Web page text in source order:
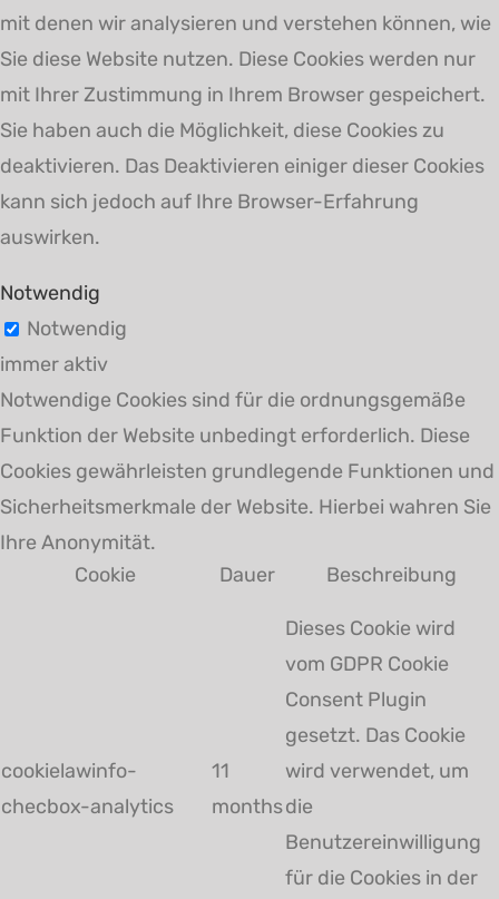
mit denen wir analysieren und verstehen können, wie
Sie diese Website nutzen. Diese Cookies werden nur
mit Ihrer Zustimmung in Ihrem Browser gespeichert.
Sie haben auch die Möglichkeit, diese Cookies zu
deaktivieren. Das Deaktivieren einiger dieser Cookies
kann sich jedoch auf Ihre Browser-Erfahrung
auswirken.
Notwendig
Notwendig
immer aktiv
Notwendige Cookies sind für die ordnungsgemäße
Funktion der Website unbedingt erforderlich. Diese
Cookies gewährleisten grundlegende Funktionen und
Sicherheitsmerkmale der Website. Hierbei wahren Sie
Ihre Anonymität.
Cookie
Dauer Beschreibung
cookielawinfo-
checbox-analytics
11
months
Dieses Cookie wird
vom GDPR Cookie
Consent Plugin
gesetzt. Das Cookie
wird verwendet, um
die
Benutzereinwilligung
für die Cookies in der